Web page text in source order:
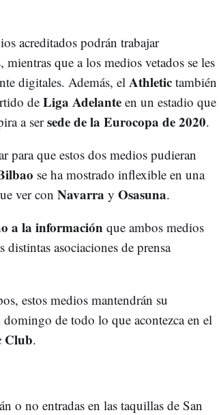
acreditados podrán trabajar
que a los medios vetados se les
digitales. Además, el Athletic también
de Liga Adelanteen un estadio que
a sersede de la Eurocopa de 2020.
para que estos dos medios pudieran
se ha mostrado inflexible en una
ver con Navarra y Osasuna.
a la información que ambos medios
asociaciones de prensa
estos medios mantendrán su
de todo lo que acontezca en el
Club.
o no entradas en las taquillas de San